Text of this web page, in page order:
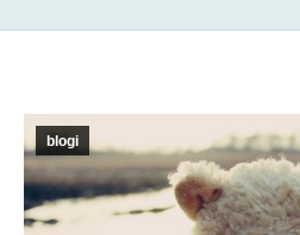
blogi